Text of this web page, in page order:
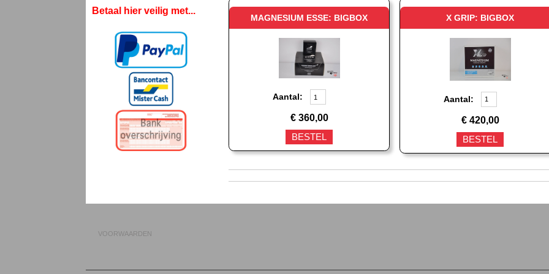
Betaal hier veilig met...
MAGNESIUM ESSE: BIGBOX
Aantal:
€ 360,00
BESTEL
X GRIP: BIGBOX
Aantal:
€ 420,00
BESTEL
VOORWAARDEN